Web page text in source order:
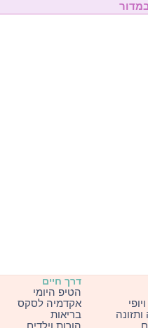
דרך חיים
הטיפ היומי
אקדמיה לסקס
בריאות